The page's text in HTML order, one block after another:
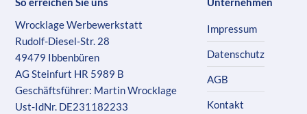
Wrocklage Werbewerkstatt
Rudolf-Diesel-Str. 28
49479 Ibbenbüren
AG Steinfurt HR 5989 B
Geschäftsführer: Martin Wrocklage
Ust-IdNr. DE231182233
Impressum
Datenschutz
AGB
Kontakt